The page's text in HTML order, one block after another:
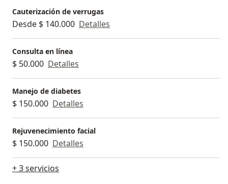
Cauterización de verrugas
Desde $ 140.000 Detalles
Consulta en línea
$ 50.000 Detalles
Manejo de diabetes
$ 150.000 Detalles
Rejuvenecimiento facial
$ 150.000 Detalles
+ 3 servicios